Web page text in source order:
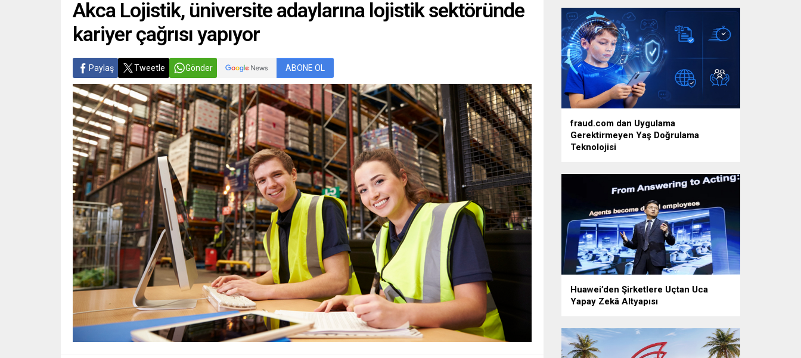
Akca Lojistik, üniversite adaylarına lojistik sektöründe
kariyer çağrısı yapıyor
Paylaş Tweetle Gönder ABONE OL
fraud.com dan Uygulama
Gerektirmeyen Yaş Doğrulama
Teknolojisi
Huawei’den Şirketlere Uçtan Uca
Yapay Zekâ Altyapısı